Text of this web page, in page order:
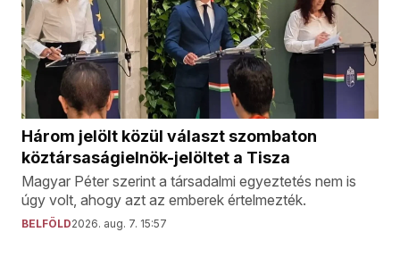
Három jelölt közül választ szombaton
köztársaságielnök-jelöltet a Tisza
Magyar Péter szerint a társadalmi egyeztetés nem is
úgy volt, ahogy azt az emberek értelmezték.
BELFÖLD2026. aug. 7. 15:57